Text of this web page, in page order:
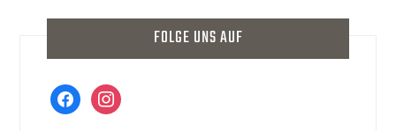
FOLGE UNS AUF
facebookinstagram